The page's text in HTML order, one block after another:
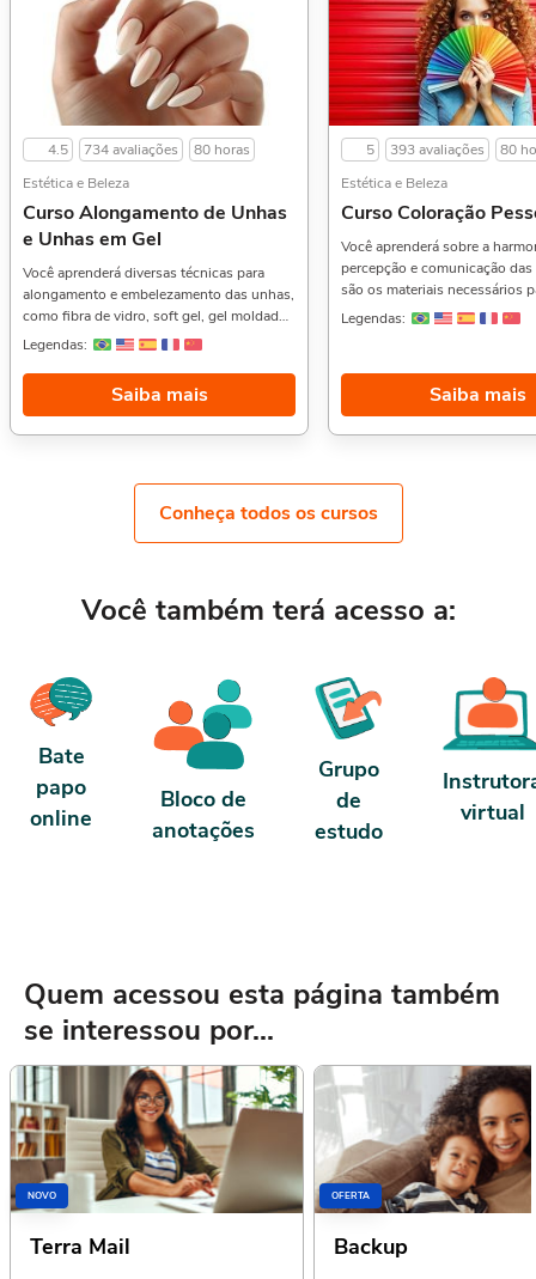
4.5 734 avaliações
80 horas
Estética e Beleza
Curso Alongamento de Unhas
e Unhas em Gel
Você aprenderá diversas técnicas para
alongamento e embelezamento das unhas,
como fibra de vidro, soft gel, gel moldado,
gel em tip, acrílico, banho de gel,
aprenderá como deve ser o atendimento
ao cliente, ficha de anamnese, materiais e
Curso de Práticas de Pedicure,, Penteados
para Noivas e Festas: Tranças, Coques e
antes de 5 dias, passa a ter 10 horas de
carga horária. Conforme nosso contrato e
Legendas:
Saiba mais
5 393 avaliações
80
Estética e Beleza
Curso Coloração
Você aprenderá sobre a
percepção e comunicação
são os materiais necessários
de coloração pessoal,
em clientes reais, métodos
resultados práticos de cada
mais.Geralmente quem gosta
gostam também do Curso de
Introdução à Estética Facial,. Sobre a carga
horária: O curso possui 80
dias, passa a ter 10 horas de
Legendas:
Saiba mais
Conheça todos os cursos
Você também terá acesso a:
Bate
papo
online
Bloco de
anotações
Grupo
de
estudo
virtual
Quem acessou esta página também
se interessou por...
NOVO
Terra Mail
OFERTA
Backup